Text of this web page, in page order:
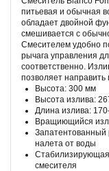
питьевая и обычная
обладает двойной
смешивается с
Смесителем удобно
рычага управления
соответственно.
позволяет
Высота: 300 мм
Высота излива:
Длина излива:
Вращиющийся
налета от воды
Стабилизирующая
смесителя